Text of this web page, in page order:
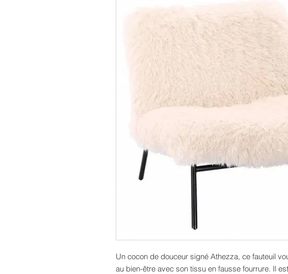
Un cocon de douceur signé Athezza, ce fauteuil
au bien-être avec son tissu en fausse fourrure. Il